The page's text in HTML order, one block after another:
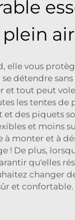
vous
détendre
et tout peut
les tentes de
des piquets
et moins
monter et à
! De plus,
qu'elles
changer
et confortable.